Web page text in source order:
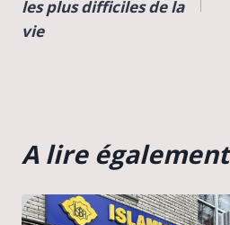
l’article
les plus difficiles de la
vie
A lire également